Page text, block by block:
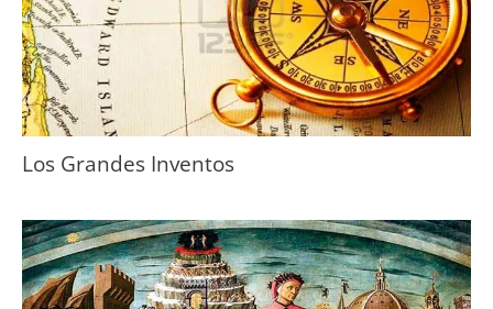
Los Grandes Inventos